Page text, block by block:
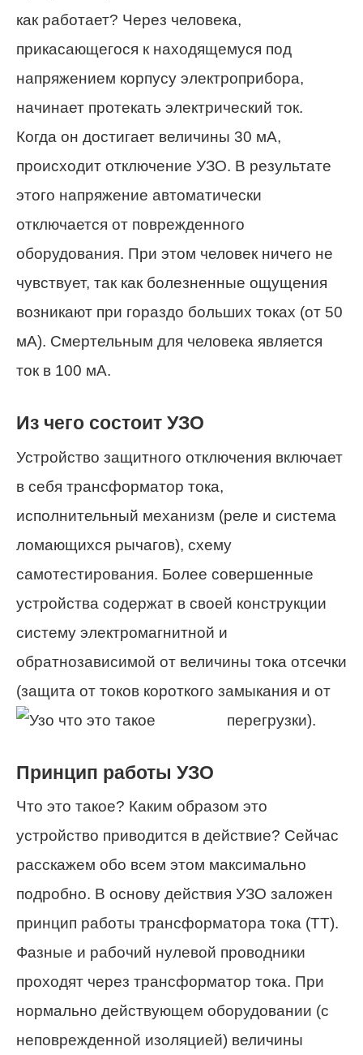
как работает? Через человека,
прикасающегося к находящемуся под
напряжением корпусу электроприбора,
начинает протекать электрический ток.
Когда он достигает величины 30 мА,
происходит отключение УЗО. В результате
этого напряжение автоматически
отключается от поврежденного
оборудования. При этом человек ничего не
чувствует, так как болезненные ощущения
возникают при гораздо больших токах (от 50
мА). Смертельным для человека является
ток в 100 мА.
Из чего состоит УЗО
Устройство защитного отключения включает
в себя трансформатор тока,
исполнительный механизм (реле и система
ломающихся рычагов), схему
самотестирования. Более совершенные
устройства содержат в своей конструкции
систему электромагнитной и
обратнозависимой от величины тока отсечки
(защита от токов короткого замыкания и от
перегрузки).
Принцип работы УЗО
Что это такое? Каким образом это
устройство приводится в действие? Сейчас
расскажем обо всем этом максимально
подробно. В основу действия УЗО заложен
принцип работы трансформатора тока (ТТ).
Фазные и рабочий нулевой проводники
проходят через трансформатор тока. При
нормально действующем оборудовании (с
неповрежденной изоляцией) величины